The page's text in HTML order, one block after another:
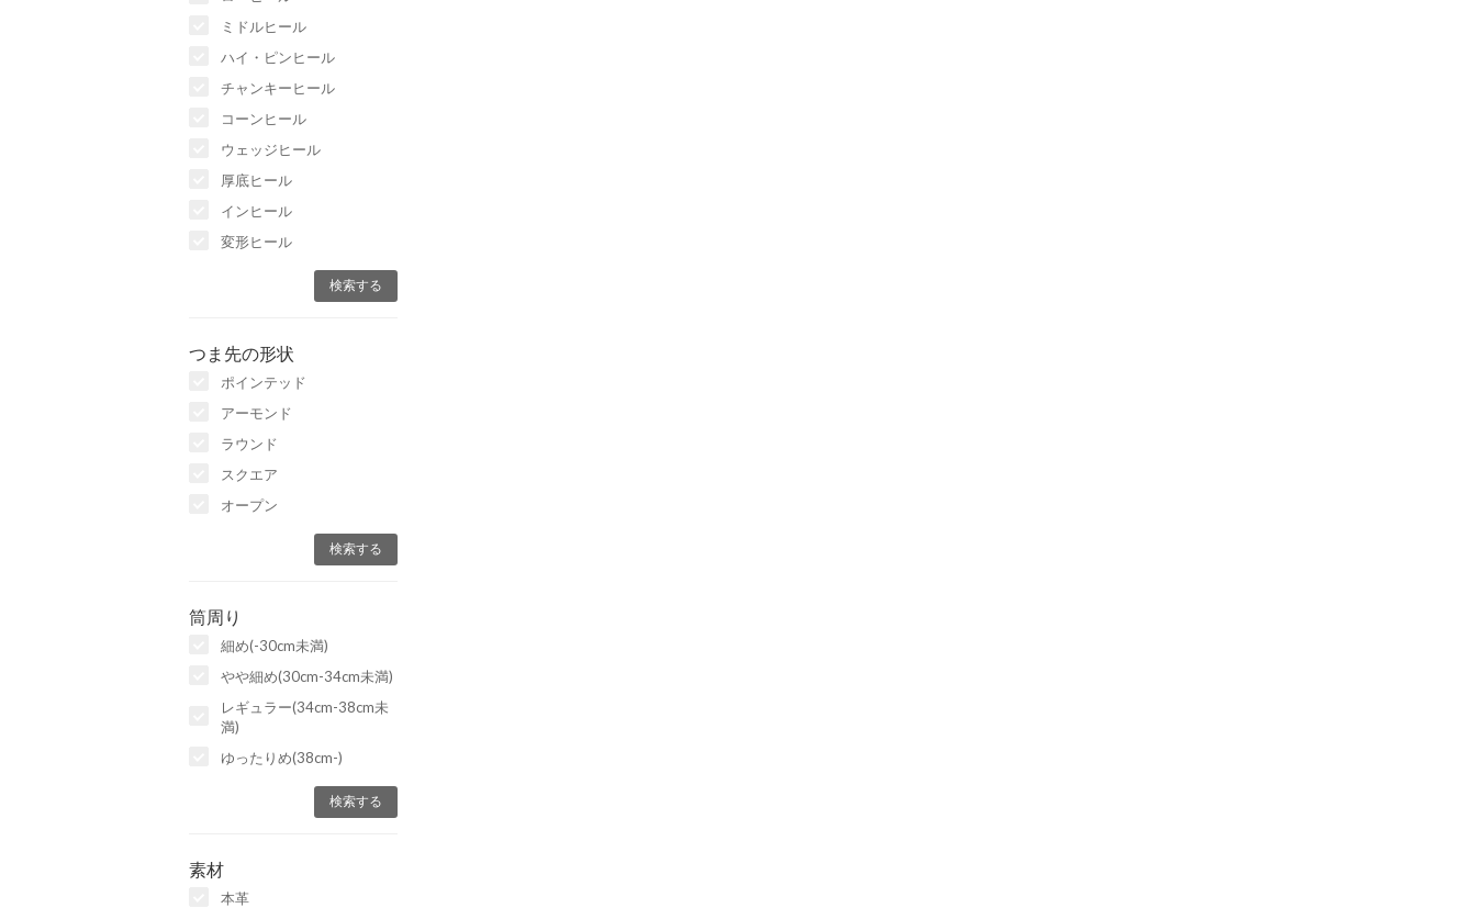
ミドルヒール
ハイ・ピンヒール
チャンキーヒール
コーンヒール
ウェッジヒール
厚底ヒール
インヒール
変形ヒール
つま先の形状
ポインテッド
アーモンド
ラウンド
スクエア
オープン
筒周り
細め(-30cm未満)
やや細め(30cm-34cm未満)
レギュラー(34cm-38cm未
満)
ゆったりめ(38cm-)
素材
本革